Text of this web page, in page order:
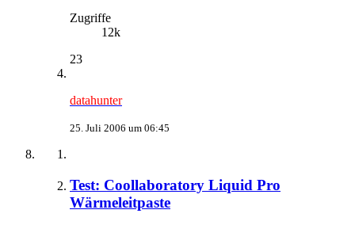
Zugriffe
12k
23
datahunter
25. Juli 2006 um 06:45
Test: Coollaboratory Liquid Pro
Wärmeleitpaste